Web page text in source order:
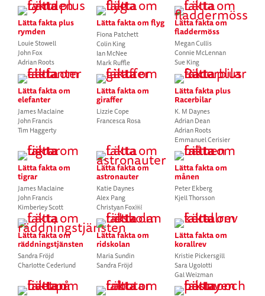
Lätta fakta plus
rymden
Louie Stowell
John Fox
Adrian Roots
Lätta fakta om flyg
Fiona Patchett
Colin King
Ian McNee
Mark Ruffle
Lätta fakta om
fladdermöss
Megan Cullis
Connie McLennan
Sue King
Lätta fakta om
elefanter
James Maclaine
John Francis
Tim Haggerty
Lätta fakta om
giraffer
Lizzie Cope
Francesca Rosa
Lätta fakta plus
Racerbilar
K. M Daynes
Adrian Dean
Adrian Roots
Emmanuel Cerisier
Lätta fakta om
tigrar
James Maclaine
John Francis
Kimberley Scott
Lätta fakta om
astronauter
Katie Daynes
Alex Pang
Christyan Fox￼
Lätta fakta om
månen
Peter Ekberg
Kjell Thorsson
Lätta fakta om
räddningstjänsten
Sandra Fröjd
Charlotte Cederlund
Lätta fakta om
ridskolan
Maria Sundin
Sandra Fröjd
Lätta fakta om
korallrev
Kristie Pickersgill
Sara Ugolotti
Gal Weizman